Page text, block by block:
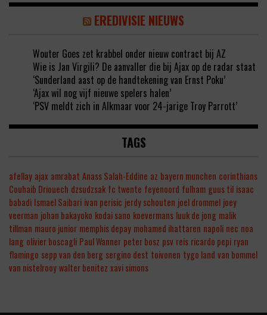
EREDIVISIE NIEUWS
Wouter Goes zet krabbel onder nieuw contract bij AZ
Wie is Jan Virgili? De aanvaller die bij Ajax op de radar staat
‘Sunderland aast op de handtekening van Ernst Poku’
‘Ajax wil nog vijf nieuwe spelers halen’
‘PSV meldt zich in Alkmaar voor 24-jarige Troy Parrott’
TAGS
afellay ajax amrabat Anass Salah-Eddine az bayern munchen corinthians
Couhaib Driouech dzsudzsak fc twente feyenoord fulham guus til isaac
babadi Ismael Saibari ivan perisic jerdy schouten joel drommel joey
veerman johan bakayoko kodai sano koevermans luuk de jong malik
tillman mauro junior memphis depay mohamed ihattaren napoli nec noa
lang olivier boscagli Paul Wanner peter bosz psv reis ricardo pepi ryan
flamingo sepp van den berg sergino dest toivonen tygo land van bommel
van nistelrooywalter benitez xavi simons